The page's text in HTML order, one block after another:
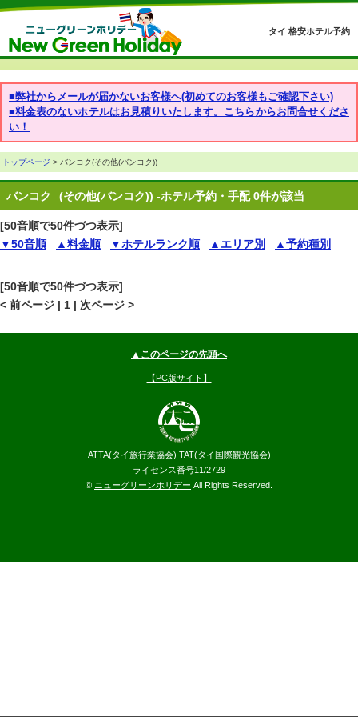
タイ 格安ホテル予約
■弊社からメールが届かないお客様へ(初めてのお客様もご確認下さい)
■料金表のないホテルはお見積りいたします。こちらからお問合せくださ
い！
トップページ > バンコク(その他(バンコク))
バンコク (その他(バンコク)) -ホテル予約・手配 0件が該当
[50音順で50件づつ表示]
▼50音順
▲料金順 ▼ホテルランク順 ▲エリア別 ▲予約種別
[50音順で50件づつ表示]
< 前ページ | 1 | 次ページ >
▲このページの先頭へ
【PC版サイト】
ATTA(タイ旅行業協会) TAT(タイ国際観光協会)
ライセンス番号11/2729
© ニューグリーンホリデー All Rights Reserved.